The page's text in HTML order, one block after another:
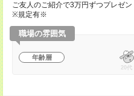
ご友人のご紹介で3万円ずつプレゼン
※規定有※
職場の雰囲気
年齢層
20代